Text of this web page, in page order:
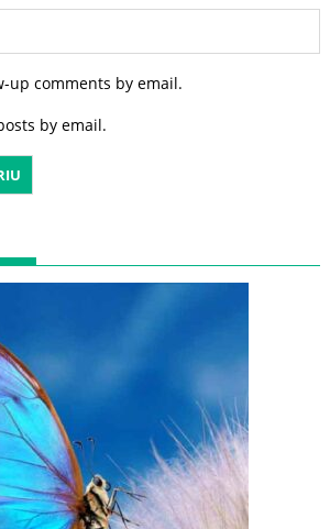
up comments by email.
by email.